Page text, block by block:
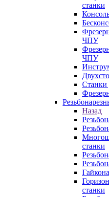
станки
ЧПУ
ЧПУ
Станки
Назад
станки
станки